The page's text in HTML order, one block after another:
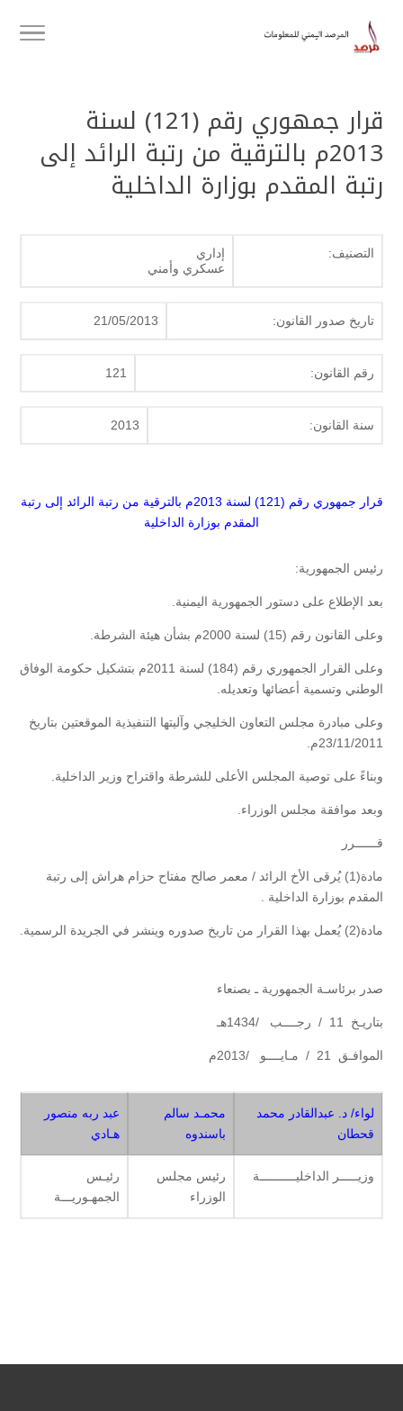
قرار جمهوري رقم (121) لسنة
2013م بالترقية من رتبة الرائد إلى
رتبة المقدم بوزارة الداخلية
التصنيف:
إداري
عسكري وأمني
تاريخ صدور القانون: 21/05/2013
رقم القانون: 121
سنة القانون: 2013
قرار جمهوري رقم (121) لسنة 2013م بالترقية من رتبة الرائد إلى رتبة
المقدم بوزارة الداخلية
رئيس الجمهورية:
بعد الإطلاع على دستور الجمهورية اليمنية.
وعلى القانون رقم (15) لسنة 2000م بشأن هيئة الشرطة.
وعلى القرار الجمهوري رقم (184) لسنة 2011م بتشكيل حكومة الوفاق
الوطني وتسمية أعضائها وتعديله.
وعلى مبادرة مجلس التعاون الخليجي وآليتها التنفيذية الموقعتين بتاريخ
23/11/2011م.
وبناءً على توصية المجلس الأعلى للشرطة واقتراح وزير الداخلية.
وبعد موافقة مجلس الوزراء.
قــــــرر
مادة(1) يُرقى الأخ الرائد / معمر صالح مفتاح حزام هراش إلى رتبة
المقدم بوزارة الداخلية .
مادة(2) يُعمل بهذا القرار من تاريخ صدوره وينشر في الجريدة الرسمية.
صدر برئاسـة الجمهورية ـ بصنعاء
بتاريـخ 11 / رجــــب /1434هـ
الموافـق 21 / مـايــــو /2013م
لواء/ د. عبدالقادر محمد
قحطان
محمـد سالم
باسندوه
عبد ربه منصور
هـادي
وزيـــــر الداخليــــــــــة
رئيس مجلس
الوزراء
رئيـس
الجمهـوريـــة